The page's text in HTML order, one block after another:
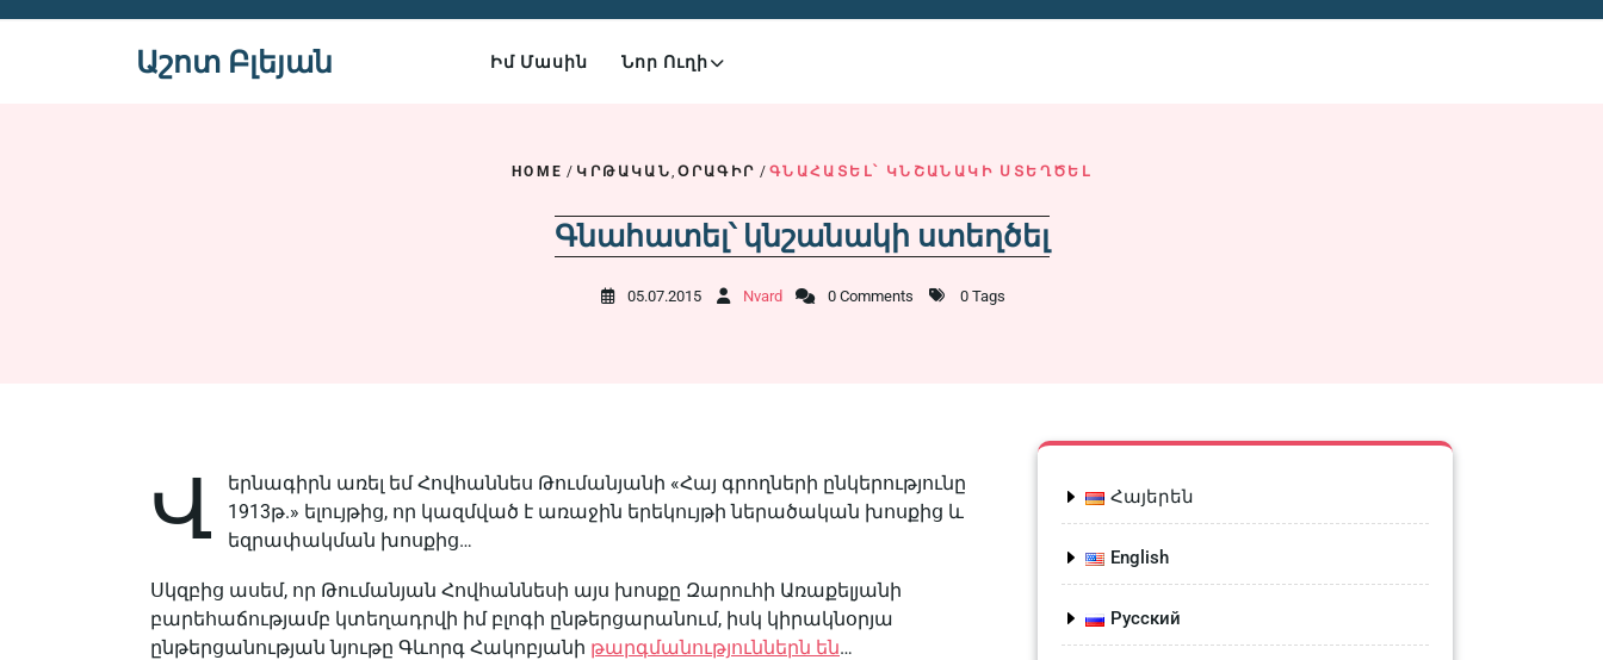
Աշոտ Բլեյան Իմ Մասին Նոր Ուղի
HOME / ԿՐԹԱԿԱՆ,ՕՐԱԳԻՐ / ԳՆԱՀԱՏԵԼ՝ ԿՆՇԱՆԱԿԻ ՍՏԵՂԾԵԼ
Գնահատել՝ կնշանակի ստեղծել
05.07.2015 Nvard 0 Comments 0 Tags
Վ
երնագիրն առել եմ Հովհաննես Թումանյանի «Հայ գրողների ընկերությունը
1913թ.» ելույթից, որ կազմված է առաջին երեկույթի ներածական խոսքից և
եզրափակման խոսքից…
Սկզբից ասեմ, որ Թումանյան Հովհաննեսի այս խոսքը Զարուհի Առաքելյանի
բարեհաճությամբ կտեղադրվի իմ բլոգի ընթերցարանում, իսկ կիրակնօրյա
ընթերցանության նյութը Գևորգ Հակոբյանի թարգմանություններն են…
Հայերեն
English
Русский